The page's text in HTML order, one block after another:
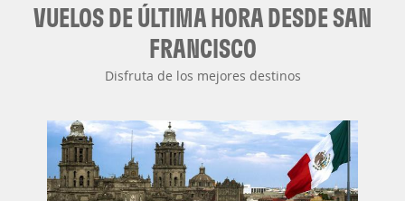
VUELOS DE ÚLTIMA HORA DESDE SAN
FRANCISCO
Disfruta de los mejores destinos